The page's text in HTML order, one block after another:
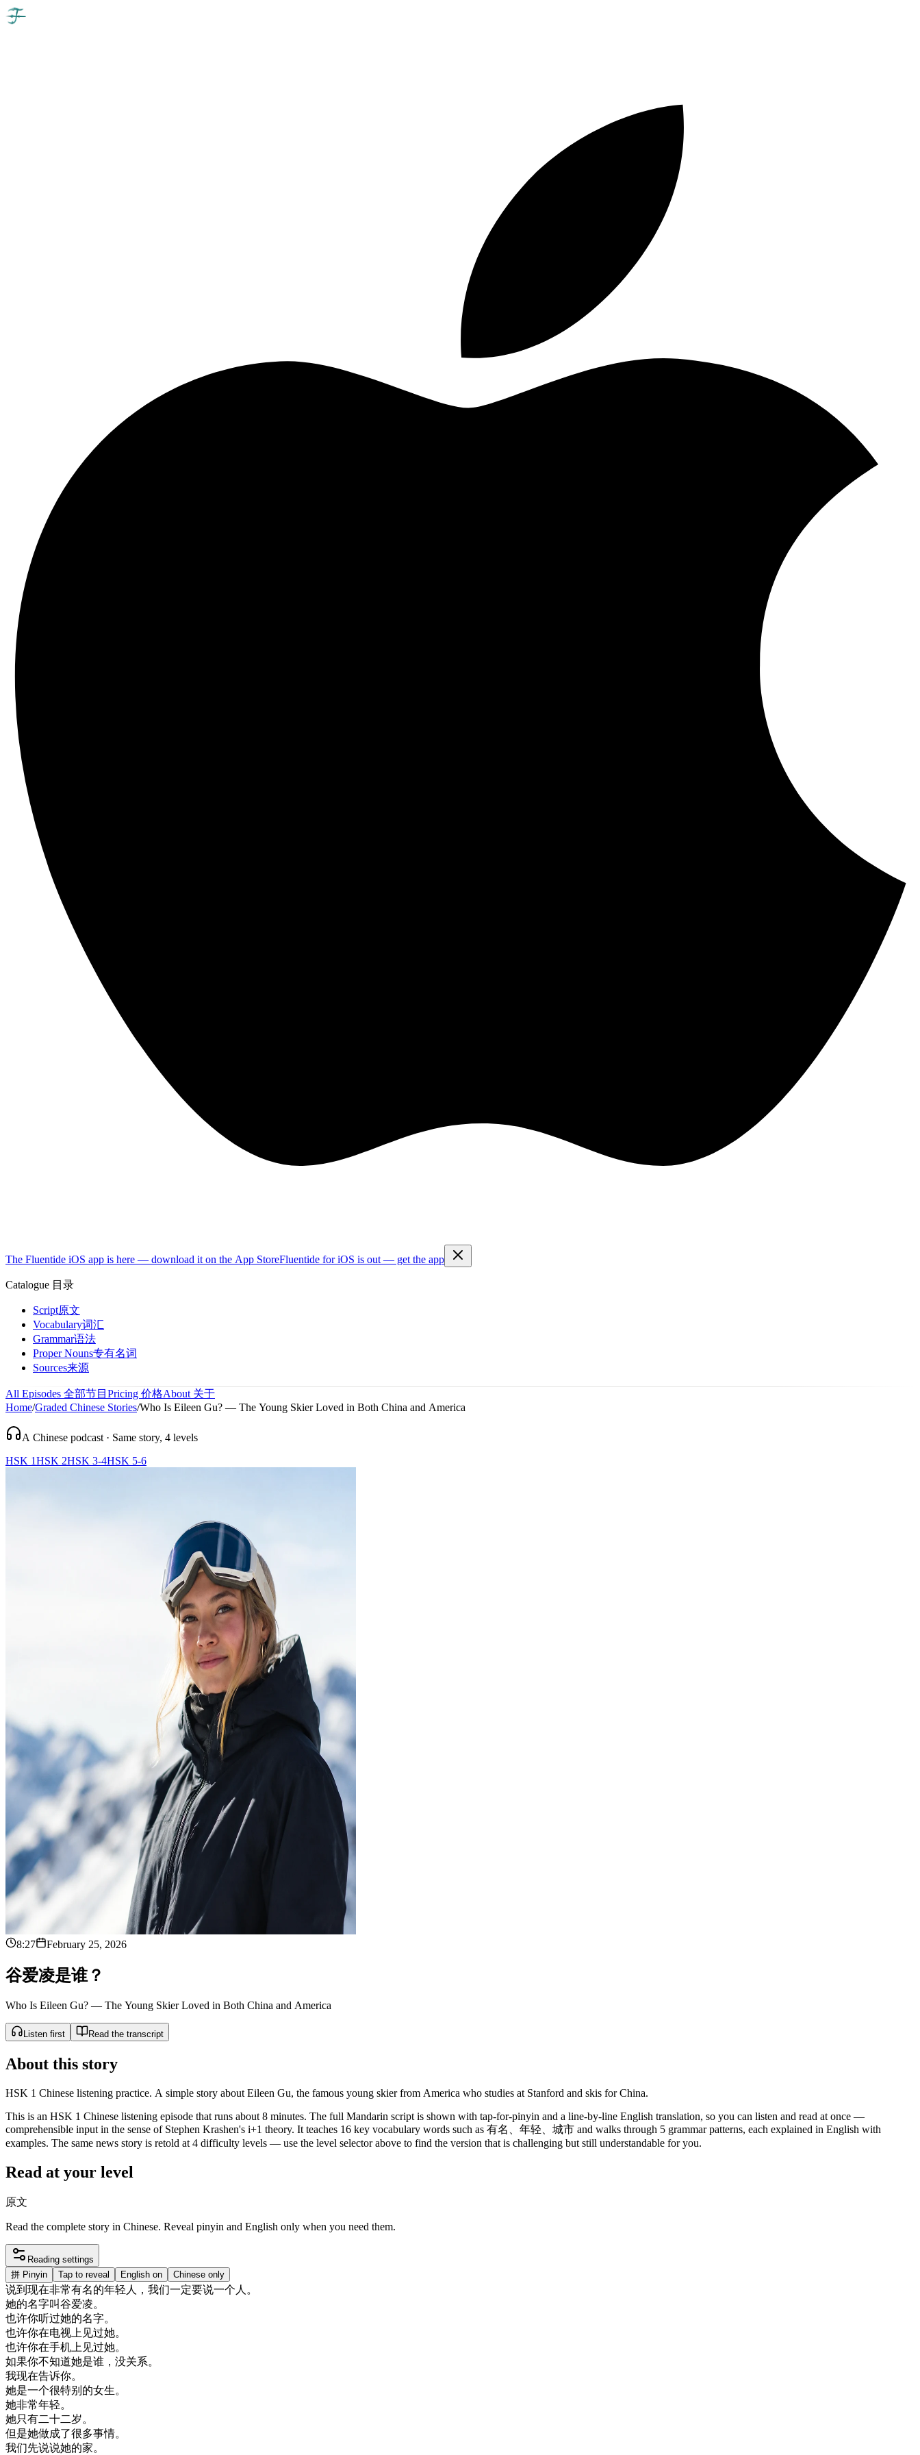
The Fluentide iOS app is here — download it on the App StoreFluentide for iOS is out — get the app
Catalogue 目录
Script原文
Vocabulary词汇
Grammar语法
Proper Nouns专有名词
Sources来源
All Episodes 全部节目 Pricing 价格About 关于
Home/Graded Chinese Stories/Who Is Eileen Gu? — The Young Skier Loved in Both China and America
A Chinese podcast · Same story, 4 levels
HSK 1HSK 2HSK 3-4HSK 5-6
8:27 February 25, 2026
谷爱凌是谁 ？
Who Is Eileen Gu? — The Young Skier Loved in Both China and America
Listen first Read the transcript
About this story
HSK 1 Chinese listening practice. A simple story about Eileen Gu, the famous young skier from America who studies at Stanford and skis for China.
This is an HSK 1 Chinese listening episode that runs about 8 minutes. The full Mandarin script is shown with tap-for-pinyin and a line-by-line English translation, so you can listen and read at once —
comprehensible input in the sense of Stephen Krashen's i+1 theory. It teaches 16 key vocabulary words such as 有名、年轻、城市 and walks through 5 grammar patterns, each explained in English with
examples. The same news story is retold at 4 difficulty levels — use the level selector above to find the version that is challenging but still understandable for you.
Read at your level
原文
Read the complete story in Chinese. Reveal pinyin and English only when you need them.
Reading settings
拼 Pinyin Tap to reveal English on Chinese only
说到 现在非常有名的年轻 人 ， 我们一定要说一个 人 。
她的名字叫谷爱凌。
也许你听过她的名字。
也许你在电视 上 见过她。
也许你在手机 上 见过她。
如果你不知道她是谁 ， 没关系。
我现在告诉你。
她是一个很特别 的女生。
她非常年轻。
她只有二十二岁。
但是她做成了很多事情。
我们先说说她的家。